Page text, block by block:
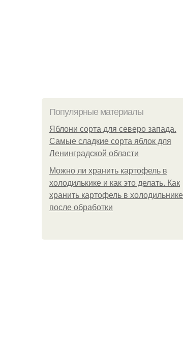
Популярные материалы
Яблони сорта для северо запада.
Самые сладкие сорта яблок для
Ленинградской области
Можно ли хранить картофель в
холодилькике и как это делать. Как
хранить картофель в холодильнике
после обработки